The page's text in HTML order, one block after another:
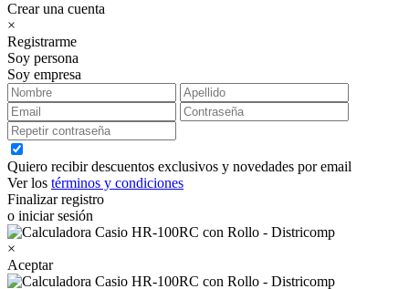
Crear una cuenta
×
Registrarme
Soy persona
Soy empresa
Quiero recibir descuentos exclusivos y novedades por email
Ver los términos y condiciones
Finalizar registro
o iniciar sesión
×
Aceptar